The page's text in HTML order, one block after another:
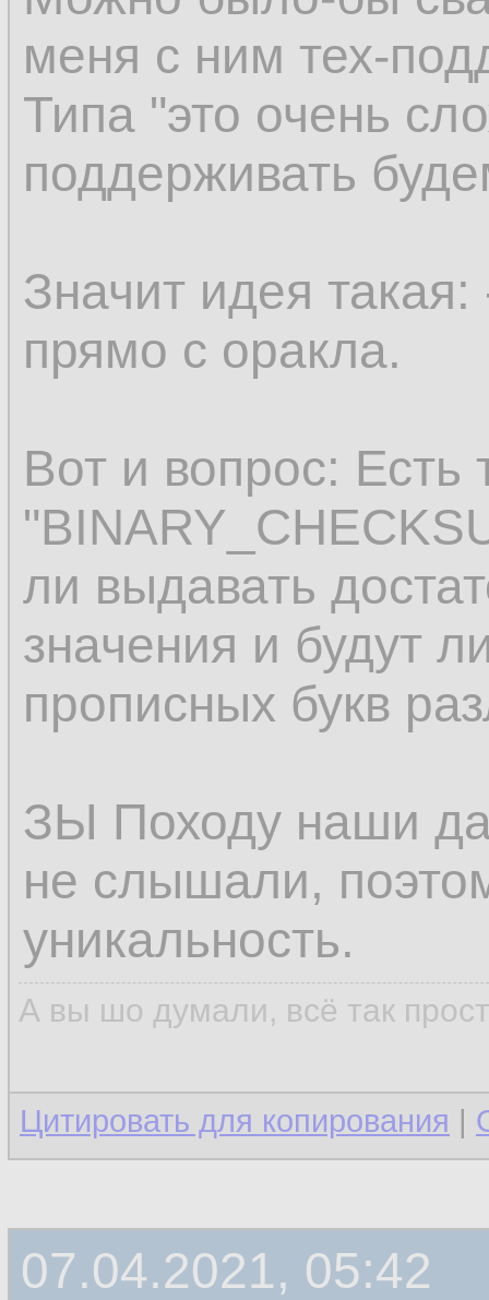
меня с ним тех-
Типа "это очень
поддерживать
Значит идея
прямо с оракла.
Вот и вопрос: Есть
ли выдавать
значения и будут
прописных букв
ЗЫ Походу наши
не слышали,
уникальность.
А вы шо думали, всё так
Цитировать для копирования |
07.04.2021, 05:42